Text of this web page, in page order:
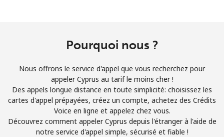
Bonjour!
Identifiez-vous ouINSCRIVEZ-VOUS →
Pourquoi nous ?
Nous offrons le service d'appel que vous recherchez pour
appeler Cyprus au tarif le moins cher !
Des appels longue distance en toute simplicité: choisissez les
cartes d'appel prépayées, créez un compte, achetez des Crédits
Voice en ligne et appelez chez vous.
Découvrez comment appeler Cyprus depuis l'étranger à l'aide de
notre service d'appel simple, sécurisé et fiable !